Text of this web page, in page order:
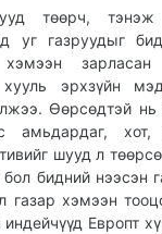
төөрч,
уг газруудыг
хэмээн
хууль эрхзүйн
Өөрсөдтэй
амьдардаг, хот,
шууд л
бидний нээсэн
газар хэмээн
Европт